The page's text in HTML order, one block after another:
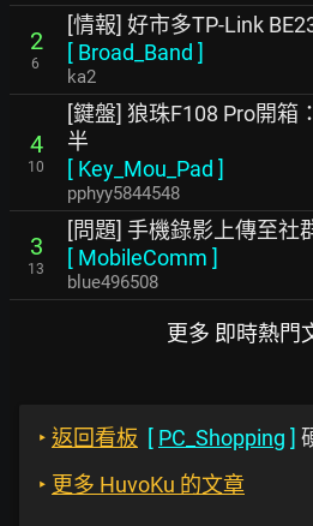
2
6
[情報] 好市多TP-Link
[ Broad_Band ]
ka2
4
10
[鍵盤] 狼珠F108 Pro開箱
半
[ Key_Mou_Pad ]
pphyy5844548
3
13
[問題] 手機錄影上傳至社
[ MobileComm ]
blue496508
更多 即時熱門
‣ 返回看板 [ PC_Shopping ]
‣ 更多 HuvoKu 的文章